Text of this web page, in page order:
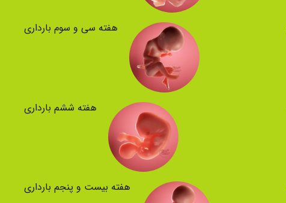
هفته سی و سوم بارداری
هفته ششم بارداری
هفته بیست و پنجم بارداری